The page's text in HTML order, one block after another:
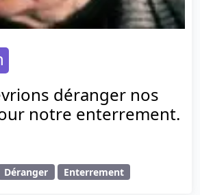
déranger nos
notre enterrement.
Déranger Enterrement